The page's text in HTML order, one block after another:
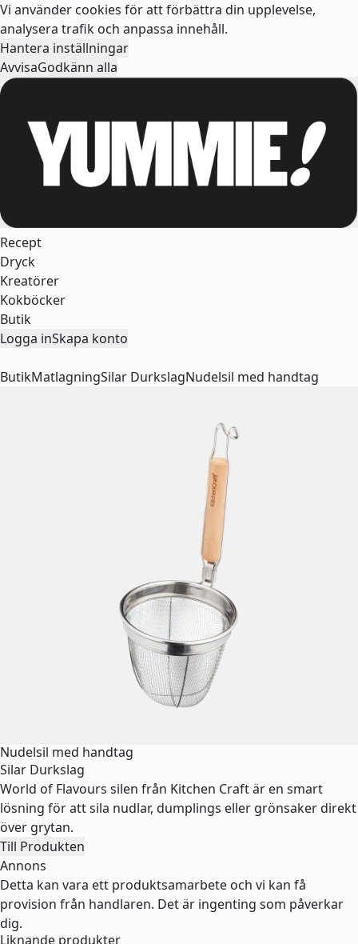
Vi använder cookies för att förbättra din upplevelse,
analysera trafik och anpassa innehåll.
Hantera inställningar
AvvisaGodkänn alla
Recept
Dryck
Kreatörer
Kokböcker
Butik
Logga inSkapa konto
ButikMatlagningSilar DurkslagNudelsil med handtag
Nudelsil med handtag
Silar Durkslag
World of Flavours silen från Kitchen Craft är en smart
lösning för att sila nudlar, dumplings eller grönsaker direkt
över grytan.
Till Produkten
Annons
Detta kan vara ett produktsamarbete och vi kan få
provision från handlaren. Det är ingenting som påverkar
dig.
Liknande produkter